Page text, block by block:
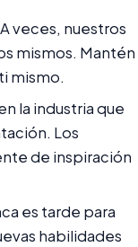
A veces, nuestros
mismos. Mantén
mismo.
la industria que
Los
de inspiración
es tarde para
habilidades